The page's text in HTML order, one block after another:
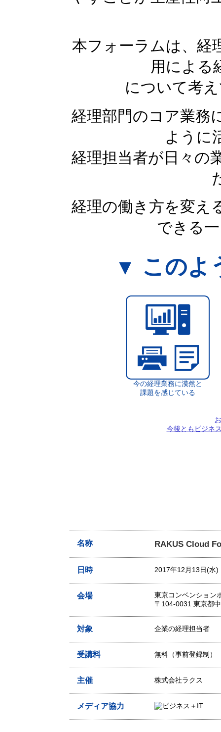
本フォーラムは、経
用による
について考
経理部門のコア業務
ように
経理担当者が日々の
経理の働き方を変え
できる
▼ このよ
今の経理業務に漠然と
課題を感じている
今後ともビジネ
名称 RAKUS Cloud
日時 2017年12月13日(水
会場
東京コンベンション
〒104-0031 東京都
対象 企業の経理担当者
受講料 無料（事前登録制）
主催 株式会社ラクス
メディア協力